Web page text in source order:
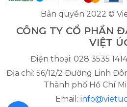
Bản quyền 2022 ©
CÔNG TY CỔ PHẦN
VIỆT
Điện thoại: 028 3535
Địa chỉ: 56/12/2 Đường Linh
Thành phố Hồ Chí
Email: